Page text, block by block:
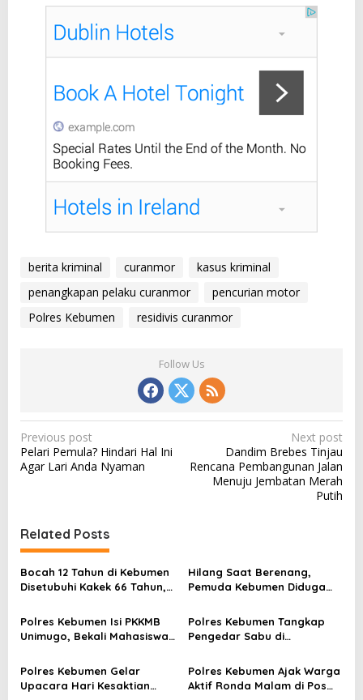
berita kriminal curanmor
kasus kriminal
penangkapan pelaku curanmor
pencurian motor
Polres Kebumen
residivis curanmor
Follow Us
P
o
s
n
a
v
i
g
a
t
i
Previous post
Pelari Pemula? Hindari Hal Ini
Agar Lari Anda Nyaman
Next post
Dandim Brebes Tinjau
Rencana Pembangunan Jalan
Menuju Jembatan Merah
Putih
Related Posts
Bocah 12 Tahun di Kebumen
Disetubuhi Kakek 66 Tahun,
Korban!
Hilang Saat Berenang,
Pemuda Kebumen Diduga
Ambal
Polres Kebumen Isi PKKMB
Unimugo, Bekali Mahasiswa
Kekerasan
Polres Kebumen Tangkap
Pengedar Sabu di
Diamankan
Polres Kebumen Gelar
Upacara Hari Kesaktian
Polres Kebumen Ajak Warga
Aktif Ronda Malam di Pos